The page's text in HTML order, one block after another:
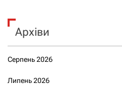
Архіви
Серпень 2026
Липень 2026